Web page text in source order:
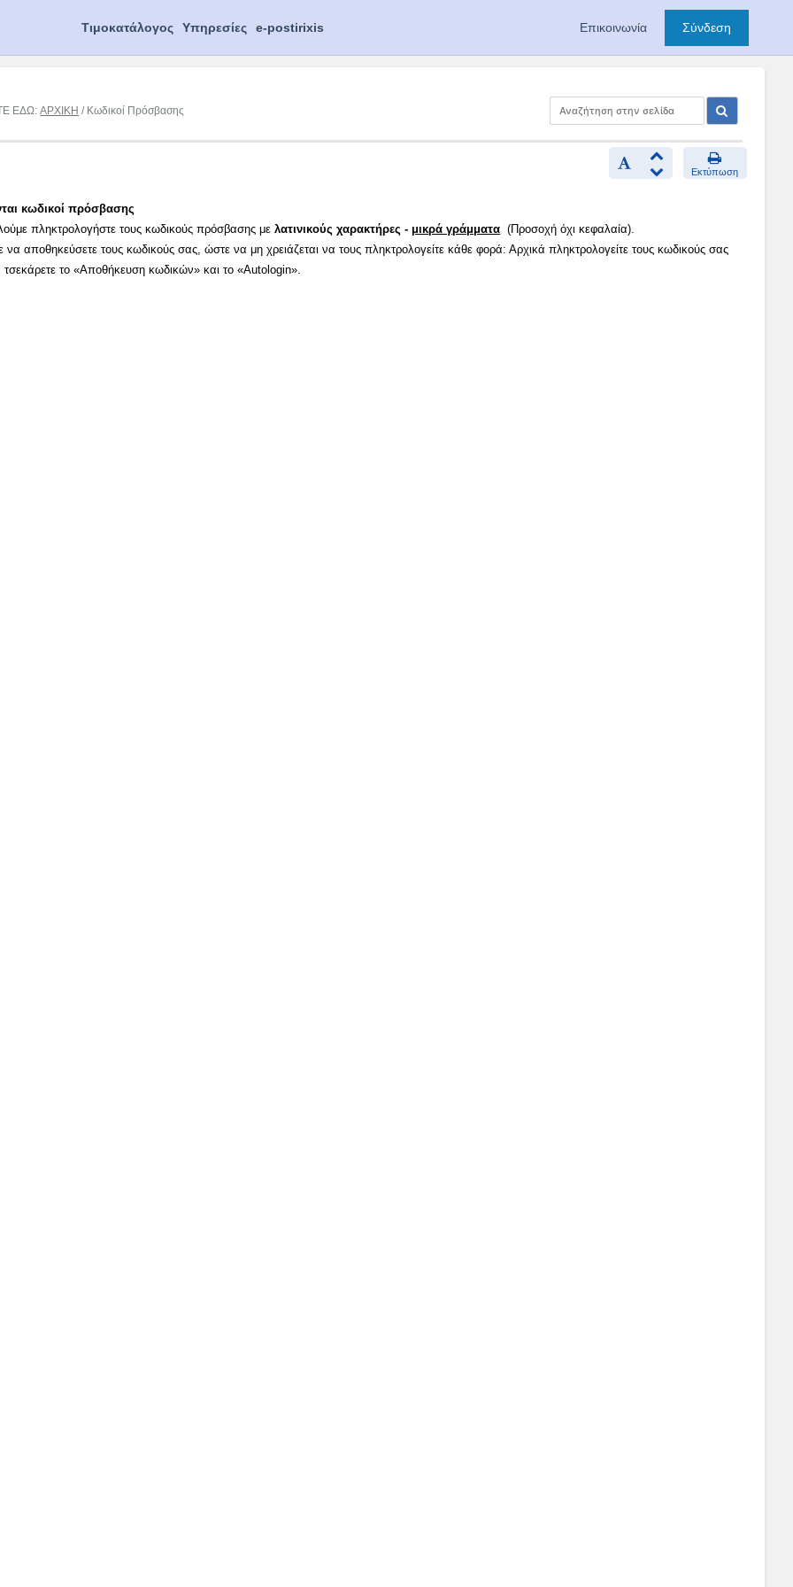
Τιμοκατάλογος Υπηρεσίες e-postirixis Επικοινωνία Σύνδεση
ΕΔΩ:ΑΡΧΙΚΗ / Κωδικοί Πρόσβασης
Εκτύπωση
κωδικοί πρόσβασης
πληκτρολογήστε τους κωδικούς πρόσβασης μελατινικούς χαρακτήρες - μικρά γράμματα (Προσοχή όχι κεφαλαία).
να αποθηκεύσετε τους κωδικούς σας, ώστε να μη χρειάζεται να τους πληκτρολογείτε κάθε φορά: Αρχικά πληκτρολογείτε τους κωδικούς σας
τσεκάρετε το «Αποθήκευση κωδικών» και το «Autologin».